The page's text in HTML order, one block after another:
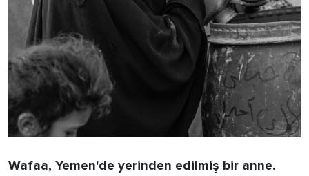
Wafaa, Yemen'de yerinden edilmiş bir anne.